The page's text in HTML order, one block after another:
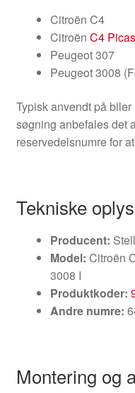
Citroën C4
Citroën C4
Peugeot 307
Peugeot 3008
Typisk anvendt på
søgning anbefales det
reservedelsnumre for
Tekniske
Producent:
Model: Citroën
3008 I
Produktkoder:
Andre numre:
Montering og